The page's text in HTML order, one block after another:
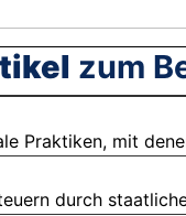
zum
Praktiken, mit
durch